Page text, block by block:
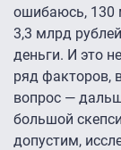
ошибаюсь, 130
3,3 млрд
деньги. И это
ряд факторов,
вопрос —
большой
допустим,